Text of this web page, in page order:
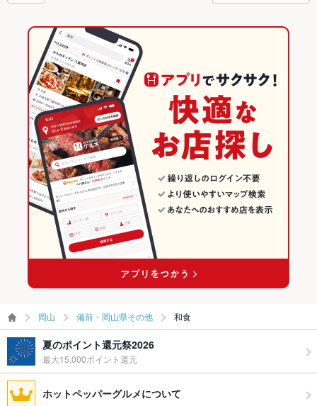
岡山 備前・岡山県その他 和食
夏のポイント還元祭2026
最大15,000ポイント還元
ホットペッパーグルメについて